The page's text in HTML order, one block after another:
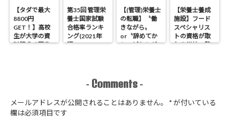
【タダで最大
8800円
GET！】高校
生が大学の資
料請求で図書
第35回 管理栄
養士国家試験
合格率ランキ
ング(2021年
版)
【(管理)栄養士
の転職】〝働
きながら〟
or〝辞めてか
ら〟どちらが
【栄養士養成
施設】フード
スペシャリス
トの資格が取
れる学校一覧
- Comments -
メールアドレスが公開されることはありません。 *が付いている
欄は必須項目です